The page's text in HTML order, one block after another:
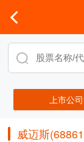
上市公
威迈斯